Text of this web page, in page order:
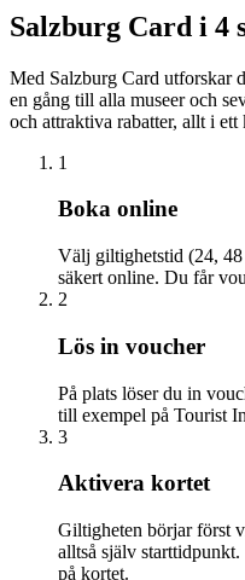
Salzburg Card i 4
Med Salzburg Card utforskar
en gång till alla museer och
och attraktiva rabatter, allt i ett
1
Boka online
Välj giltighetstid (24,
säkert online. Du får
2
Lös in voucher
På plats löser du in
till exempel på Tourist
3
Aktivera kortet
Giltigheten börjar först
alltså själv
på kortet.